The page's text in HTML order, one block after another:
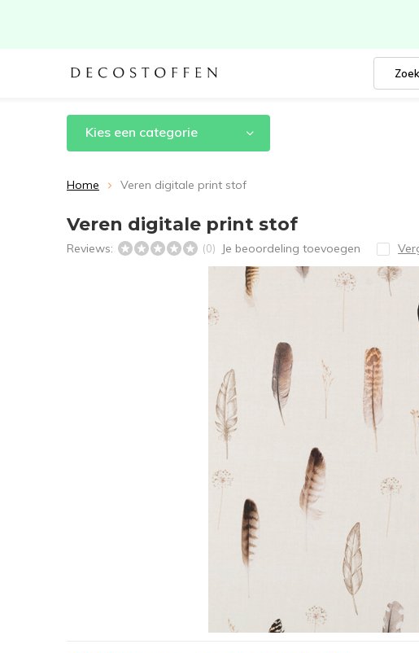
Kies een categorie
Home Veren digitale print stof
Veren digitale print stof
Reviews: (0) Je beoordeling toevoegen